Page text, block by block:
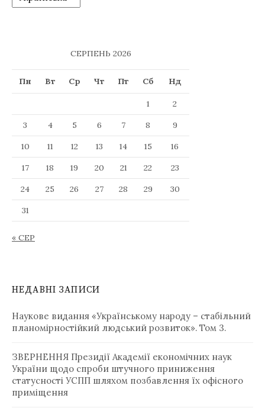
h
a
u
e
СЕРПЕНЬ 2026
Пн Вт Ср Чт Пт Сб Нд
« СЕР
1
2
3
4 5 6 7 8
9
10
11 12 13 14 15
16
17
18 19 20 21 22
23
24
25 26 27 28 29
30
31
НЕДАВНІ ЗАПИСИ
Наукове видання «Українському народу – стабільний
планомірностійкий людський розвиток». Том 3.
ЗВЕРНЕННЯ Президії Академії економічних наук
України щодо спроби штучного приниження
статусності УСПП шляхом позбавлення їх офісного
приміщення